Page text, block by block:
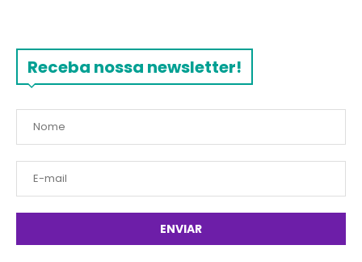
Receba nossa newsletter!